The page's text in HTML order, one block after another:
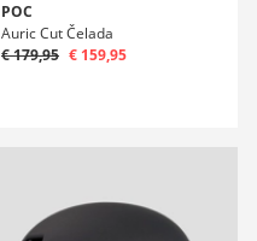
POC
Auric Cut Čelada
€ 179,95 € 159,95